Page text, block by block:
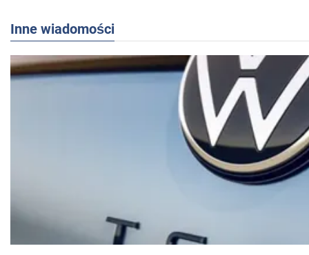
Inne wiadomości